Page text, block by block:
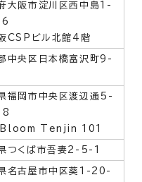
大阪市淀川区西中島1-
CSPビル北館4階
中央区日本橋富沢町9-
福岡市中央区渡辺通5-
Tenjin 101
つくば市吾妻2-5-1
名古屋市中区葵1-20-